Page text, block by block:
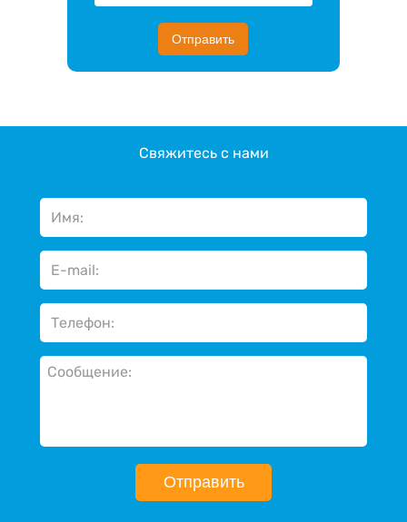
Отправить
Свяжитесь с нами
Отправить